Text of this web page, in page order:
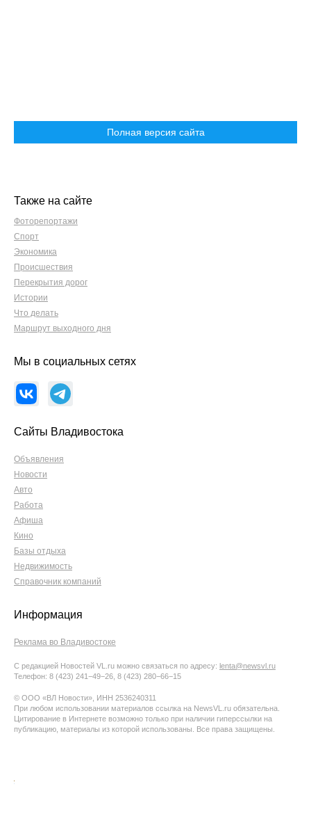
Полная версия сайта
Также на сайте
Фоторепортажи
Спорт
Экономика
Происшествия
Перекрытия дорог
Истории
Что делать
Маршрут выходного дня
Мы в социальных сетях
Сайты Владивостока
Объявления
Новости
Авто
Работа
Афиша
Кино
Базы отдыха
Недвижимость
Справочник компаний
Информация
Реклама во Владивостоке
С редакцией Новостей VL.ru можно связаться по адресу: lenta@newsvl.ru
Телефон: 8 (423) 241−49−26, 8 (423) 280−66−15
© ООО «ВЛ Новости», ИНН 2536240311
При любом использовании материалов ссылка на NewsVL.ru обязательна.
Цитирование в Интернете возможно только при наличии гиперссылки на
публикацию, материалы из которой использованы. Все права защищены.